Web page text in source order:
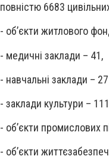
повністю 6683
- об’єкти житлового
- медичні заклади – 41,
- навчальні заклади –
- заклади культури –
- об’єкти промислових
- об’єкти